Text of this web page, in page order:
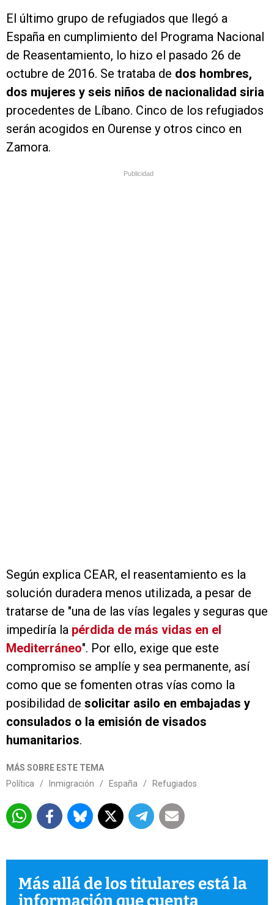
El último grupo de refugiados que llegó a
España en cumplimiento del Programa Nacional
de Reasentamiento, lo hizo el pasado 26 de
octubre de 2016. Se trataba de dos hombres,
dos mujeres y seis niños de nacionalidad siria
procedentes de Líbano. Cinco de los refugiados
serán acogidos en Ourense y otros cinco en
Zamora.
Publicidad
Según explica CEAR, el reasentamiento es la
solución duradera menos utilizada, a pesar de
tratarse de "una de las vías legales y seguras que
impediría la pérdida de más vidas en el
Mediterráneo". Por ello, exige que este
compromiso se amplíe y sea permanente, así
como que se fomenten otras vías como la
posibilidad de solicitar asilo en embajadas y
consulados o la emisión de visados
humanitarios.
MÁS SOBRE ESTE TEMA
Política
/ Inmigración / España / Refugiados
Más allá de los titulares está la